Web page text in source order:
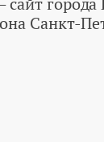
Санкт-